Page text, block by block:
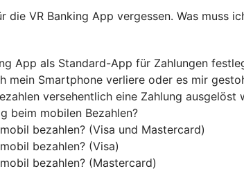
die VR Banking App vergessen. Was muss
App als Standard-App für Zahlungen
mein Smartphone verliere oder es mir
versehentlich eine Zahlung ausgelöst
beim mobilen Bezahlen?
bezahlen? (Visa und Mastercard)
bezahlen? (Visa)
bezahlen? (Mastercard)